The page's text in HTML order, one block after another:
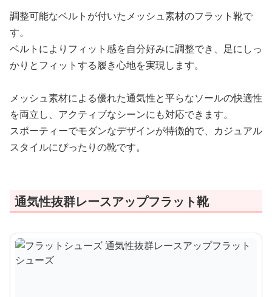
調整可能なベルトが付いたメッシュ素材のフラット靴で
す。
ベルトによりフィット感を自分好みに調整でき、足にしっ
かりとフィットする履き心地を実現します。
メッシュ素材による優れた通気性と平らなソールの快適性
を両立し、アクティブなシーンにも対応できます。
スポーティーでモダンなデザインが特徴的で、カジュアル
スタイルにぴったりの靴です。
通気性抜群レースアップフラット靴